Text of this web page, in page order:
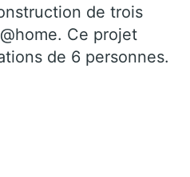
de trois
Ce projet
de 6 personnes.